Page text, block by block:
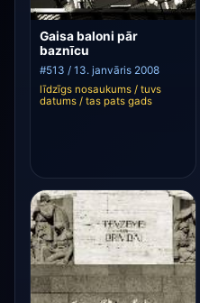
Gaisa baloni pār
baznīcu
#513 / 13. janvāris 2008
līdzīgs nosaukums / tuvs
datums / tas pats gads